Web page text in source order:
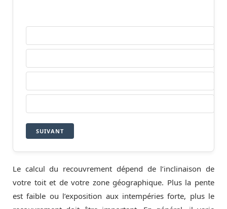
SUIVANT
Le calcul du recouvrement dépend de l’inclinaison de
votre toit et de votre zone géographique. Plus la pente
est faible ou l’exposition aux intempéries forte, plus le